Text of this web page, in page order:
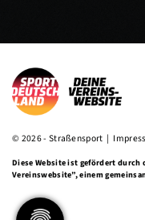
© 2026 - Straßensport |
Diese Website ist gefördert durch
Vereinswebsite”, einem